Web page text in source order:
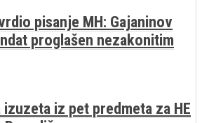
pisanje MH: Gajaninov
proglašen nezakonitim
iz pet predmeta za HE